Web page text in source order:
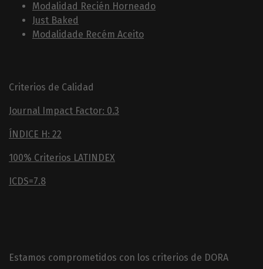
Modalidad Recién Horneado
Just Baked
Modalidade Recém Aceito
Criterios de Calidad
Journal Impact Factor: 0.3
ÍNDICE H: 22
100% Criterios LATINDEX
ICDS=7.8
Estamos comprometidos con los criterios de DORA